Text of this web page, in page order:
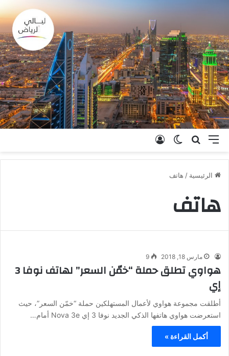
القائمة بحث عنالوضع المظلم
الرئيسية / هاتف
هاتف
مارس 18, 2018 9
هواوي تطلق حملة “خمّن السعر” لهاتف نوفا 3
إي
أطلقت مجموعة هواوي لأعمال المستهلكين حملة “خمّن السعر”، حيث
استعرضت هواوي هاتفها الذكي الجديد نوفا 3 إي Nova 3e أمام…
أكمل القراءة »